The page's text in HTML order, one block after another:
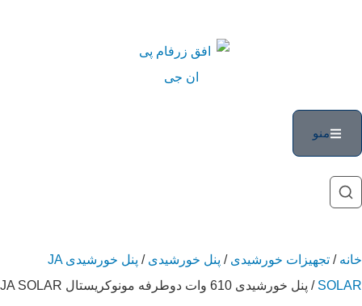
منو
خانه / تجهیزات خورشیدی / پنل خورشیدی /
پنل خورشیدی JA
SOLAR / پنل خورشیدی 610 وات دوطرفه مونوکریستال JA SOLAR